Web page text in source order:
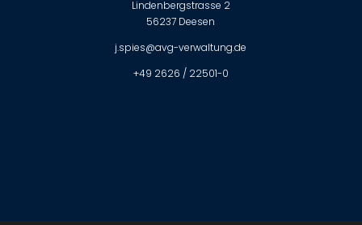
Lindenbergstrasse 2
56237 Deesen
j.spies@avg-verwaltung.de
+49 2626 / 22501-0